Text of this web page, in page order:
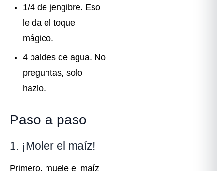
1/4 de jengibre. Eso
le da el toque
mágico.
4 baldes de agua. No
preguntas, solo
hazlo.
Paso a paso
1. ¡Moler el maíz!
Primero, muele el maíz